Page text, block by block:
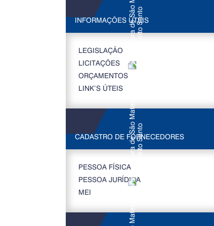
INFORMAÇÕES ÚTEIS
LEGISLAÇÃO
LICITAÇÕES
ORÇAMENTOS
LINK’S ÚTEIS
CADASTRO DE FORNECEDORES
PESSOA FÍSICA
PESSOA JURÍDICA
MEI